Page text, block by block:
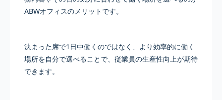
ABWオフィスのメリットです。
決まった席で1日中働くのではなく、より効率的に働く
場所を自分で選べることで、従業員の生産性向上が期待
できます。